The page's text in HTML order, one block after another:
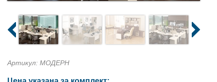
Артикул: МОДЕРН